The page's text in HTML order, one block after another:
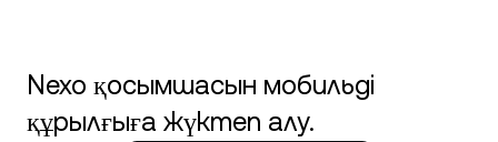
Nexo қосымшасын мобильді
құрылғыға жүктеп алу.